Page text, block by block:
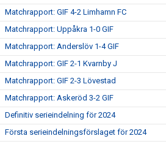
Matchrapport: GIF 4-2 Limhamn FC
Matchrapport: Uppåkra 1-0 GIF
Matchrapport: Anderslöv 1-4 GIF
Matchrapport: GIF 2-1 Kvarnby J
Matchrapport: GIF 2-3 Lövestad
Matchrapport: Askeröd 3-2 GIF
Definitiv serieindelning för 2024
Första serieindelningsförslaget för 2024